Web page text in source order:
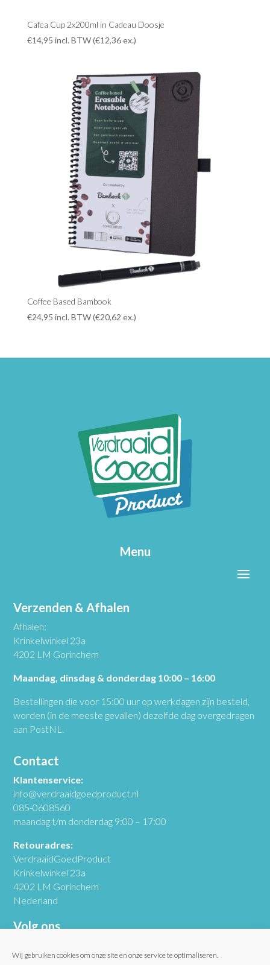
Wij gebruiken cookies om onze site en onze service te optimaliseren.
Cafea Cup 2x200ml in Cadeau Doosje
€14,95 incl. BTW (€12,36ex.)
Coffee Based Bambook
€24,95 incl. BTW (€20,62 ex.)
Menu
Verzenden & Afhalen
Afhalen:
Krinkelwinkel 23a
4202 LM Gorinchem
Maandag, dinsdag & donderdag 10:00 – 16:00
Bestellingen die voor 15:00 uur op werkdagen zijn besteld,
worden (in de meeste gevallen) dezelfde dag overgedragen
aan PostNL.
Contact
Klantenservice:
info@verdraaidgoedproduct.nl
085-0608560
maandag t/m donderdag 9:00 – 17:00
Retouradres:
VerdraaidGoedProduct
Krinkelwinkel 23a
4202 LM Gorinchem
Nederland
Volg ons